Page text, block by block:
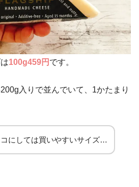
100g459円 です。
入りで並んでいて、1かたまり
にしては買いやすいサイズ…